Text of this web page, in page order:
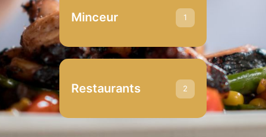
Minceur 1
Restaurants 2